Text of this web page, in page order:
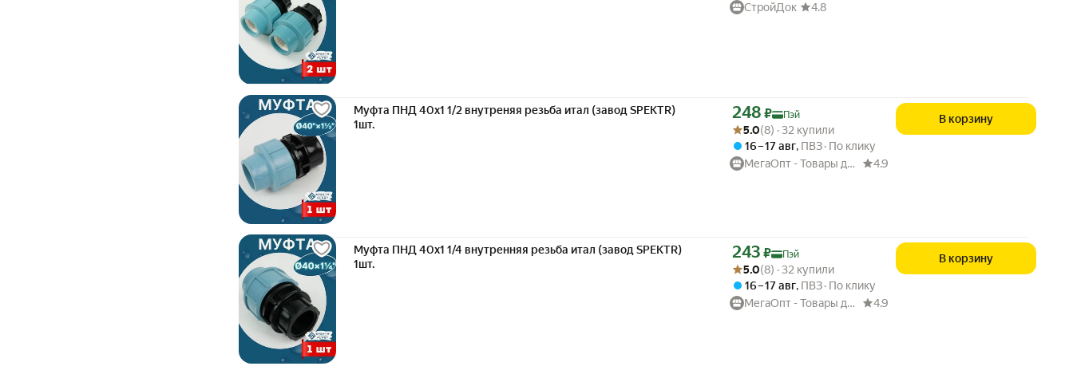
СтройДок
4.8
Муфта ПНД 40х1 1/2 внутреняя резьба итал (завод SPEKTR)
1шт.
Цена с картой Яндекс Пэй 248 ₽ вместо
248 ₽
Пэй
Рейтинг товара: 5.0 из 5
Оценок: (8) · 32 купили
5.0(8) · 32 купили
16 – 17 авг, ПВЗ По клику
МегаОпт - Товары для дома
4.9
В корзину
Муфта ПНД 40х1 1/4 внутренняя резьба итал (завод SPEKTR)
1шт.
Цена с картой Яндекс Пэй 243 ₽ вместо
243 ₽
Пэй
Рейтинг товара: 5.0 из 5
Оценок: (8) · 32 купили
5.0(8) · 32 купили
16 – 17 авг, ПВЗ По клику
МегаОпт - Товары для дома
4.9
В корзину